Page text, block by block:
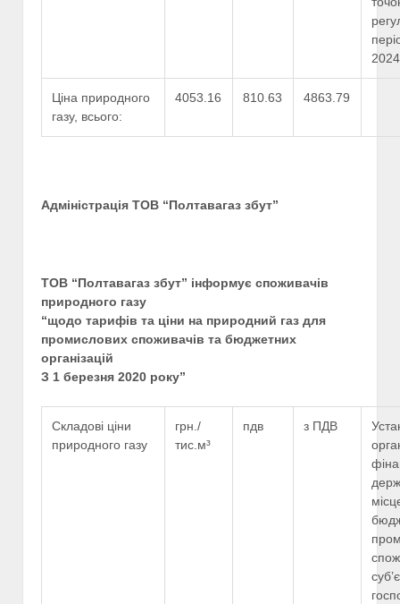
Ціна природного
газу, всього:
4053.16 810.63 4863.79
Адміністрація ТОВ “Полтавагаз збут”
ТОВ “Полтавагаз збут” інформує споживачів
природного газу
“щодо тарифів та ціни на природний газ для
промислових споживачів та бюджетних
організацій
З 1 березня 2020 року”
Складові ціни
природного газу
грн./
тис.м³
пдв з ПДВ